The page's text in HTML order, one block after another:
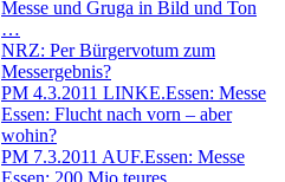
Messe und Gruga in Bild und Ton
…
NRZ: Per Bürgervotum zum
Messergebnis?
PM 4.3.2011 LINKE.Essen: Messe
Essen: Flucht nach vorn – aber
wohin?
PM 7.3.2011 AUF.Essen: Messe
Essen: 200 Mio teures